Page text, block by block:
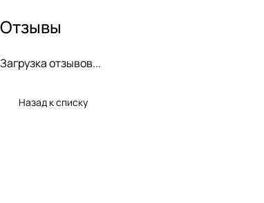
Отзывы
Загрузка отзывов...
Назад к списку